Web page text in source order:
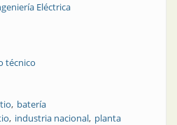
Eléctrica
técnico
batería
industria nacional planta